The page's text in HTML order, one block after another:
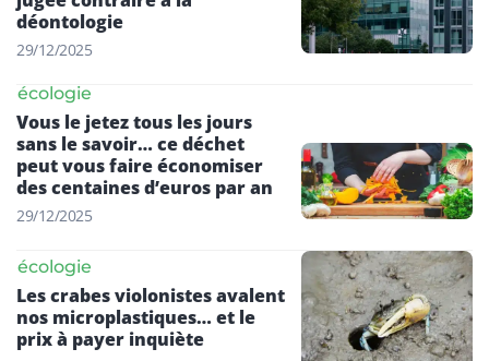
déontologie
29/12/2025
écologie
Vous le jetez tous les jours
sans le savoir… ce déchet
peut vous faire économiser
des centaines d’euros par an
29/12/2025
écologie
Les crabes violonistes avalent
nos microplastiques… et le
prix à payer inquiète